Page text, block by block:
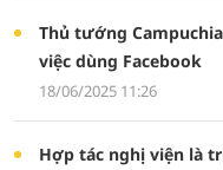
Thủ tướng
việc dùng Facebook
18/06/2025 11:26
Hợp tác nghị viện là